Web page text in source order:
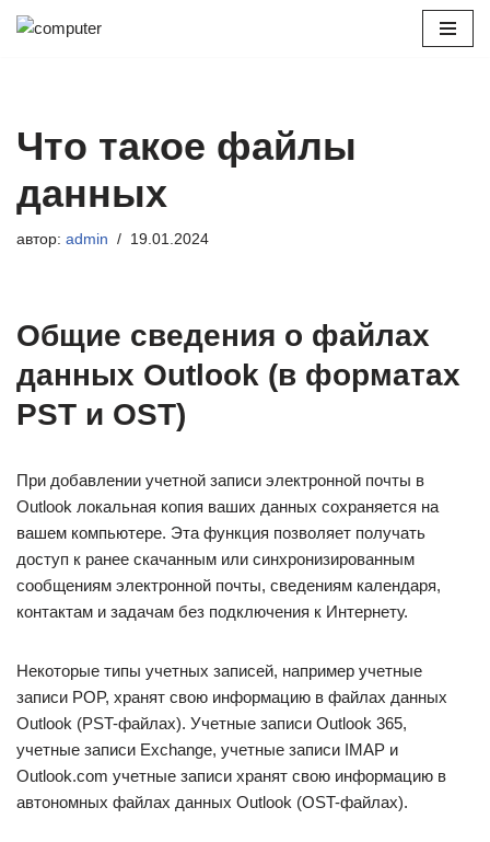
Что такое файлы
данных
автор: admin 19.01.2024
Общие сведения о файлах
данных Outlook (в форматах
PST и OST)
При добавлении учетной записи электронной почты в
Outlook локальная копия ваших данных сохраняется на
вашем компьютере. Эта функция позволяет получать
доступ к ранее скачанным или синхронизированным
сообщениям электронной почты, сведениям календаря,
контактам и задачам без подключения к Интернету.
Некоторые типы учетных записей, например учетные
записи POP, хранят свою информацию в файлах данных
Outlook (PST-файлах). Учетные записи Outlook 365,
учетные записи Exchange, учетные записи IMAP и
Outlook.com учетные записи хранят свою информацию в
автономных файлах данных Outlook (OST-файлах).